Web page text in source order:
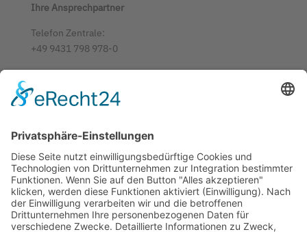
Ihre Ansprechpartner
Telefon Zentrale:
+49 9431 798 978-0
Telefax:
+49 9431 798978-60
info@ranawerk.de
Metallverarbeitungs GmbH
RANA-WERK